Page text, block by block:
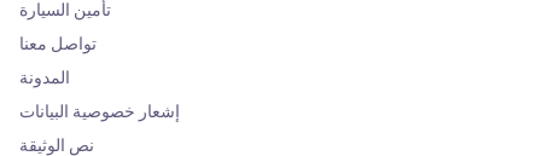
تأمين السيارة
تواصل معنا
المدونة
إشعار خصوصية البيانات
نص الوثيقة